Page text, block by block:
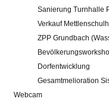
Sanierung Turnhalle
Verkauf
ZPP Grundbach
Dorfentwicklung
Gesamtmelioration
Webcam